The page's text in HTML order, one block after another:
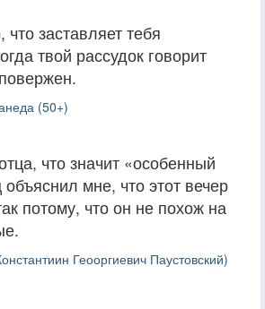
что заставляет тебя
твой рассудок говорит
(50+)
что значит «особенный
мне, что этот вечер
потому, что он не похож на
Геооргиевич Паустовский)